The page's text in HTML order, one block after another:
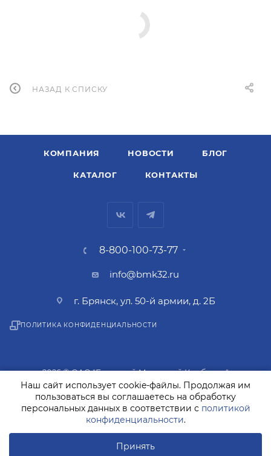
НАЗАД К СПИСКУ
КОМПАНИЯ НОВОСТИ БЛОГ
КАТАЛОГ КОНТАКТЫ
8-800-100-73-77
info@bmk32.ru
г. Брянск, ул. 50-й армии, д. 2Б
ПОЛИТИКА КОНФИДЕНЦИАЛЬНОСТИ
2026 © ОАО "Брянский Молочный Комбинат"
Наш сайт использует cookie-файлы. Продолжая им
пользоваться вы соглашаетесь на обработку
персональных данных в соответствии с политикой
конфиденциальности.
Принять